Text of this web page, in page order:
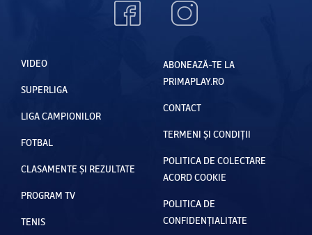
VIDEO
SUPERLIGA
LIGA CAMPIONILOR
FOTBAL
CLASAMENTE ȘI REZULTATE
PROGRAM TV
TENIS
ABONEAZĂ-TE LA
PRIMAPLAY.RO
CONTACT
TERMENI ȘI CONDIȚII
POLITICA DE COLECTARE
ACORD COOKIE
POLITICA DE
CONFIDENȚIALITATE